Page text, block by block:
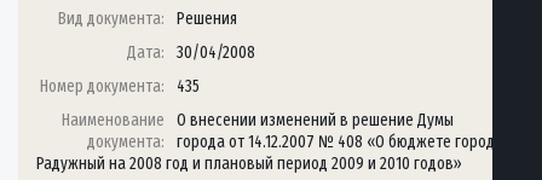
Вид документа:
Решения
Дата:
30/04/2008
Номер документа:
435
Наименование
документа:
О внесении изменений в решение Думы
города от 14.12.2007 № 408 «О бюджете города
Радужный на 2008 год и плановый период 2009 и 2010 годов»